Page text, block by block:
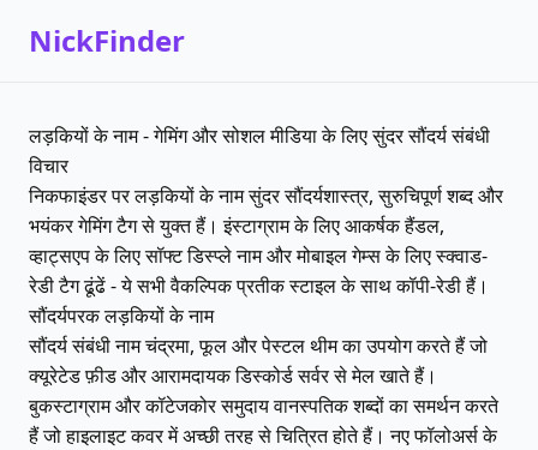
NickFinder
लड़कियों के नाम - गेमिंग और सोशल मीडिया के लिए सुंदर सौंदर्य संबंधी
विचार
निकफाइंडर पर लड़कियों के नाम सुंदर सौंदर्यशास्त्र, सुरुचिपूर्ण शब्द और
भयंकर गेमिंग टैग से युक्त हैं। इंस्टाग्राम के लिए आकर्षक हैंडल,
व्हाट्सएप के लिए सॉफ्ट डिस्प्ले नाम और मोबाइल गेम्स के लिए स्क्वाड-
रेडी टैग ढूंढें - ये सभी वैकल्पिक प्रतीक स्टाइल के साथ कॉपी-रेडी हैं।
सौंदर्यपरक लड़कियों के नाम
सौंदर्य संबंधी नाम चंद्रमा, फूल और पेस्टल थीम का उपयोग करते हैं जो
क्यूरेटेड फ़ीड और आरामदायक डिस्कोर्ड सर्वर से मेल खाते हैं।
बुकस्टाग्राम और कॉटेजकोर समुदाय वानस्पतिक शब्दों का समर्थन करते
हैं जो हाइलाइट कवर में अच्छी तरह से चित्रित होते हैं। नए फॉलोअर्स के